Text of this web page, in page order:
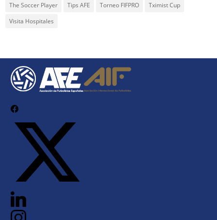
The Soccer Player
Tips AFE Torneo FIFPRO
Tximist Cup
Visita Hospitales